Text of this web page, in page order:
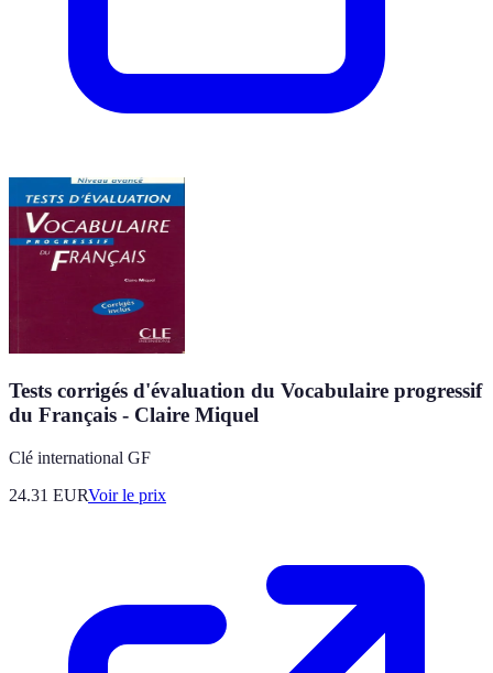
Tests corrigés d'évaluation du Vocabulaire progressif
du Français - Claire Miquel
Clé international GF
24.31 EURVoir le prix